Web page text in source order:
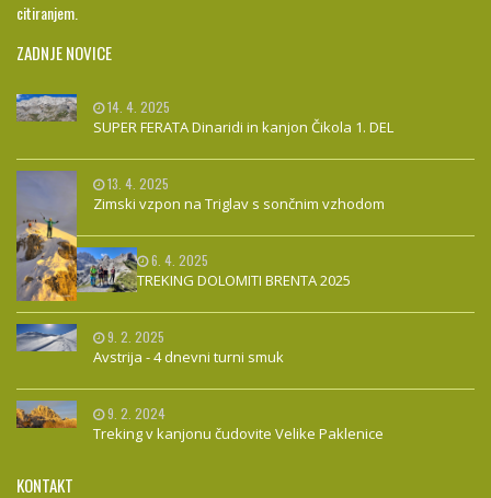
citiranjem.
ZADNJE NOVICE
14. 4. 2025
SUPER FERATA Dinaridi in kanjon Čikola 1. DEL
13. 4. 2025
Zimski vzpon na Triglav s sončnim vzhodom
6. 4. 2025
TREKING DOLOMITI BRENTA 2025
9. 2. 2025
Avstrija - 4 dnevni turni smuk
9. 2. 2024
Treking v kanjonu čudovite Velike Paklenice
KONTAKT